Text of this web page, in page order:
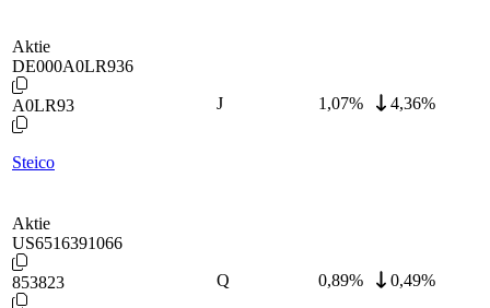
Aktie
DE000A0LR936
A0LR93
Steico
J 1,07% 4,36%
Aktie
US6516391066
853823 Q 0,89% 0,49%